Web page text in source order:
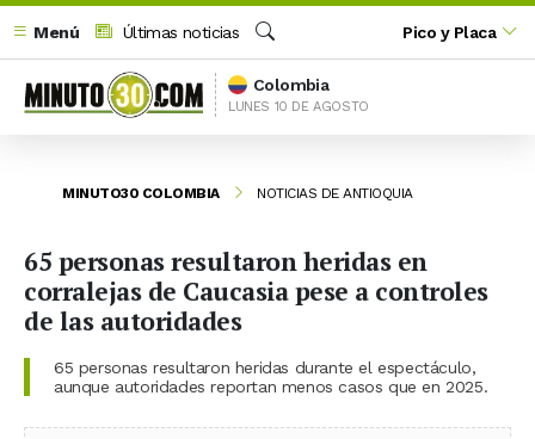
Menú
Últimas noticias
Buscar
Pico y Placa
Colombia
LUNES 10 DE AGOSTO
MINUTO30 COLOMBIA NOTICIAS DE ANTIOQUIA
65 personas resultaron heridas en
corralejas de Caucasia pese a controles
de las autoridades
65 personas resultaron heridas durante el espectáculo,
aunque autoridades reportan menos casos que en 2025.